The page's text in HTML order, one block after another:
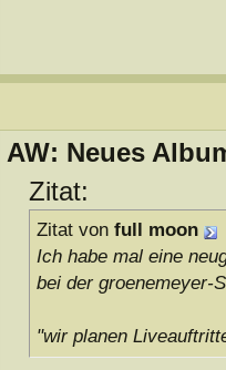
AW: Neues
Zitat:
Zitat von full moon
Ich habe mal eine
bei der groenemeyer-
"wir planen